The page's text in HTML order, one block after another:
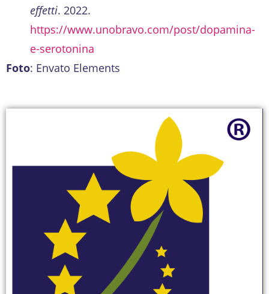
effetti. 2022.
https://www.unobravo.com/post/dopamina-
e-serotonina
Foto: Envato Elements